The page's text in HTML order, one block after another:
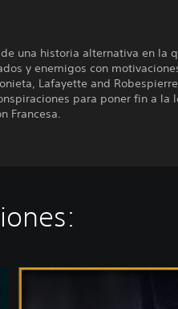
una historia alternativa en la
y enemigos con
Lafayette and
para poner fin a la
Francesa.
B